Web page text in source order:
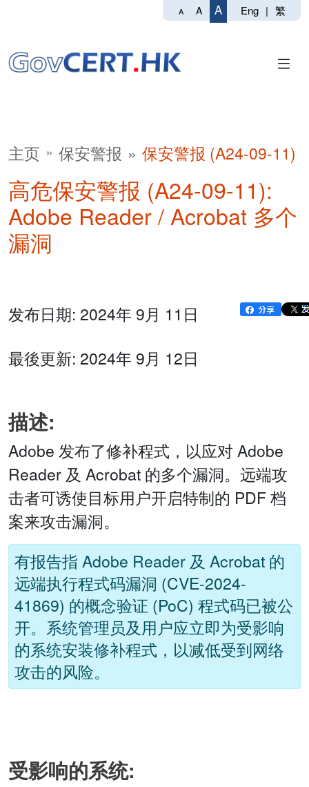
A A A Eng | 繁
主页 保安警报 保安警报 (A24-09-11)
高危保安警报 (A24-09-11):
Adobe Reader / Acrobat 多个
漏洞
发布日期: 2024年 9月 11日
最後更新: 2024年 9月 12日
描述:
Adobe 发布了修补程式，以应对 Adobe
Reader 及 Acrobat 的多个漏洞。远端攻
击者可诱使目标用户开启特制的 PDF 档
案来攻击漏洞。
有报告指 Adobe Reader 及 Acrobat 的
远端执行程式码漏洞 (CVE-2024-
41869) 的概念验证 (PoC) 程式码已被公
开。系统管理员及用户应立即为受影响
的系统安装修补程式，以减低受到网络
攻击的风险。
受影响的系统: